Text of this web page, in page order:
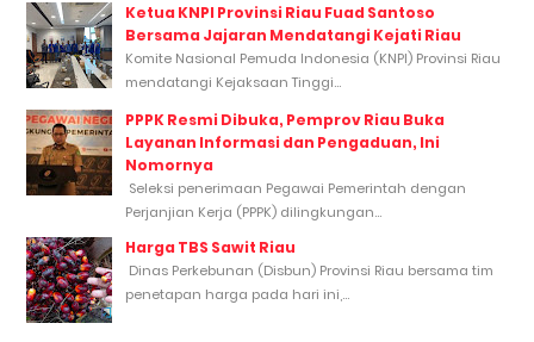
Ketua KNPI Provinsi Riau Fuad Santoso
Bersama Jajaran Mendatangi Kejati Riau
Komite Nasional Pemuda Indonesia (KNPI) Provinsi Riau
mendatangi Kejaksaan Tinggi...
PPPK Resmi Dibuka, Pemprov Riau Buka
Layanan Informasi dan Pengaduan, Ini
Nomornya
Seleksi penerimaan Pegawai Pemerintah dengan
Perjanjian Kerja (PPPK) dilingkungan...
Harga TBS Sawit Riau
Dinas Perkebunan (Disbun) Provinsi Riau bersama tim
penetapan harga pada hari ini,...